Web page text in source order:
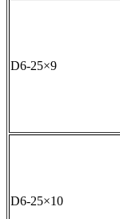
D6-25×9
D6-25×10